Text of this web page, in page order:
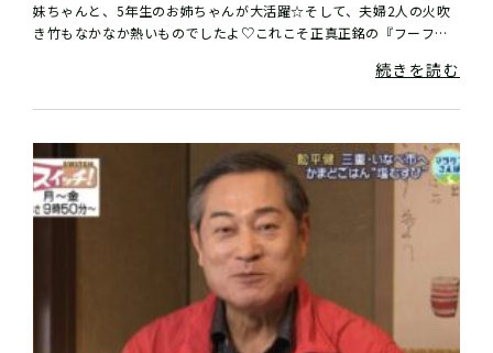
妹ちゃんと、5年生のお姉ちゃんが大活躍☆そして、夫婦2人の火吹
き竹もなかなか熱いものでしたよ♡これこそ正真正銘の『フーフー
続きを読む